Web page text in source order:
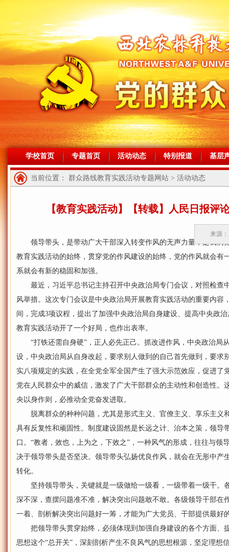
学校首页 专题首页 活动动态 特别报道 基层
当前位置： 群众路线教育实践活动专题网站 > 活动动态
【教育实践活动】【转载】人民日报评
来源
领导带头，是带动广大干部深入转变作风的无声力量，是我们
教育实践活动的始终，贯穿党的作风建设的始终，党的作风就会有
系就会有新的稳固和加强。
最近，习近平总书记主持召开中央政治局专门会议，对照检查
风举措。这次专门会议是中央政治局开展教育实践活动的重要内容
间，完成3项议程，提出了加强中央政治局自身建设、提高中央政
教育实践活动开了一个好局，也作出表率。
“打铁还需自身硬”，正人必先正己。抓改进作风，中央政治局
设，中央政治局从自身改起，要求别人做到的自己首先做到，要求
实八项规定的实践，在全党全军全国产生了强大示范效应，促进了
党在人民群众中的威信，激发了广大干部群众的主动性和创造性。
央以身作则，必推动全党奋发进取。
脱离群众的种种问题，尤其是形式主义、官僚主义、享乐主义
具有反复性和顽固性。制度建设固然是长远之计、治本之策，领导
口。“教者，效也，上为之，下效之”，一种风气的形成，往往与领
决于领导带头是否坚决。领导带头弘扬优良作风，就会在无形中产
转化。
坚持领导带头，关键就是一级做给一级看，一级带着一级干。
深不深，查摆问题准不准，解决突出问题敢不敢。各级领导干部在
一着、剖析解决突出问题好一筹，才能为广大党员、干部提供最好
把领导带头贯穿始终，必须体现到加强自身建设的各个方面、
思想这个“总开关”，深刻剖析产生不良风气的思想根源，坚定理想